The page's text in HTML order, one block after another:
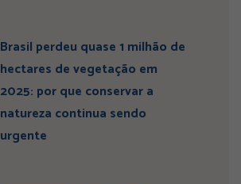
Brasil perdeu quase 1 milhão de
hectares de vegetação em
2025: por que conservar a
natureza continua sendo
urgente